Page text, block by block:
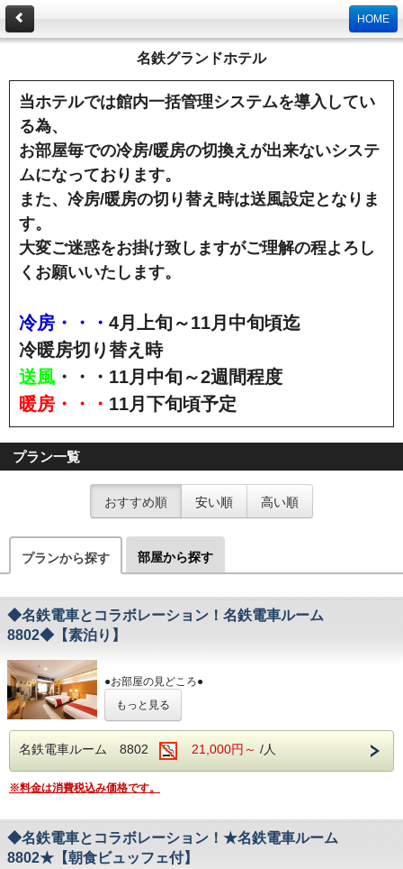
HOME
名鉄グランドホテル
当ホテルでは館内一括管理システムを導入してい
る為、
お部屋毎での冷房/暖房の切換えが出来ないシステ
ムになっております。
また、冷房/暖房の切り替え時は送風設定となりま
す。
大変ご迷惑をお掛け致しますがご理解の程よろし
くお願いいたします。
冷房・・・ 4月上旬～11月中旬頃迄
冷暖房切り替え時
送風 ・・・11月中旬～2週間程度
暖房・・・ 11月下旬頃予定
プラン一覧
おすすめ順 安い順 高い順
プランから探す 部屋から探す
◆名鉄電車とコラボレーション！名鉄電車ルーム
8802◆【素泊り】
●お部屋の見どころ●
往年の人気車両パノラマDXのヘッドマークと車両番号を
設置しました
名鉄の運転士が実際に教習で使用していた本物のシミュレ
取り外したマスターコントローラー、制動弁ブレーキ、シ
ートを
※模擬運転台と走行動画は連動して動作しませ
ん。
③本物の座席シートを設置
もっと見る
名鉄電車ルーム 8802 21,000円～ /人
※料金は消費税込み価格です。
◆名鉄電車とコラボレーション！★名鉄電車ルーム
8802★【朝食ビュッフェ付】